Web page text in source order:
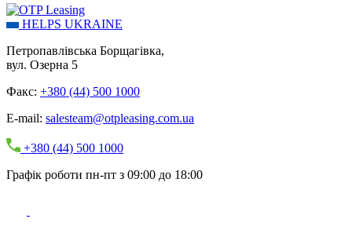
HELPS UKRAINE
Петропавлівська Борщагівка,
вул. Озерна 5
Факс: +380 (44) 500 1000
E-mail: salesteam@otpleasing.com.ua
+380 (44) 500 1000
Графік роботи пн-пт з 09:00 до 18:00